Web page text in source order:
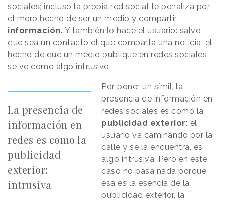
sociales; incluso la propia red social te penaliza por
el mero hecho de ser un medio y compartir
información. Y también lo hace el usuario: salvo
que sea un contacto el que comparta una noticia, el
hecho de que un medio publique en redes sociales
se ve como algo intrusivo.
La presencia de
información en
redes es como la
publicidad
exterior:
intrusiva
Por poner un símil, la
presencia de información en
redes sociales es como la
publicidad exterior: el
usuario va caminando por la
calle y se la encuentra, es
algo intrusiva. Pero en este
caso no pasa nada porque
esa es la esencia de la
publicidad exterior, la